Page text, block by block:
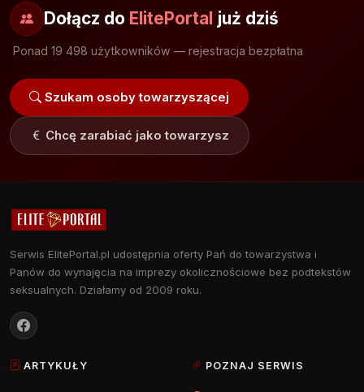
Dołącz do ElitePortal już dziś
Ponad 19 498 użytkowników — rejestracja bezpłatna
Szukam osoby towarzyszącej
Chcę zarabiać jako towarzysz
Serwis ElitePortal.pl udostępnia oferty Pań do towarzystwa i
Panów do wynajęcia na imprezy okolicznościowe bez podtekstów
seksualnych. Działamy od 2009 roku.
ARTYKUŁY POZNAJ SERWIS